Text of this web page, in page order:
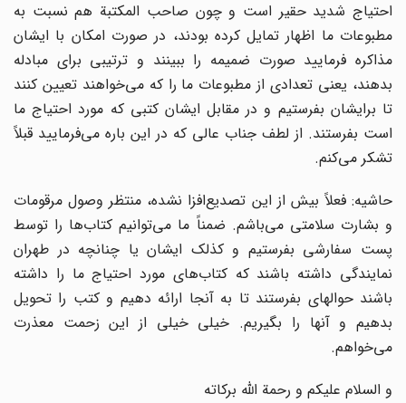
احتیاج شدید حقیر است و چون صاحب المکتبة هم نسبت به
مطبوعات ما اظهار تمایل کرده بودند، در صورت امکان با ایشان
مذاکره فرمایید صورت ضمیمه را ببینند و ترتیبی برای مبادله
بدهند، یعنی تعدادی از مطبوعات ما را که می‌خواهند تعیین کنند
تا برایشان بفرستیم و در مقابل ایشان کتبی که مورد احتیاج ما
است بفرستند. از لطف جناب عالی که در این باره می‌فرمایید قبلاً
تشکر می‌کنم.
حاشیه: فعلاً بیش از این تصدیع‌افزا نشده، منتظر وصول مرقومات
و بشارت سلامتی می‌باشم. ضمناً ما می‌توانیم کتاب‌ها را توسط
پست سفارشی بفرستیم و کذلک ایشان یا چنانچه در طهران
نمایندگی داشته باشند که کتاب‌های مورد احتیاج ما را داشته
باشند حواله‏ای بفرستند تا به آنجا ارائه دهیم و کتب را تحویل
بدهیم و آنها را بگیریم. خیلی خیلی از این زحمت معذرت
می‌خواهم.
و السلام علیکم و رحمة الله برکاته